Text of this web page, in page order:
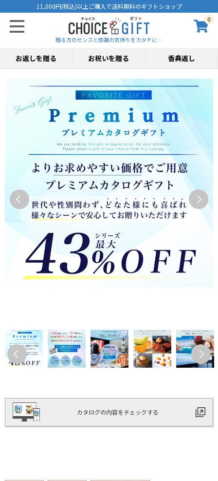
11,000円(税込)以上ご購入で送料無料のギフトショップ
0
贈る方のセンスと感謝の気持ちをカタチに…
お返しを贈る お祝いを贈る 香典返し
カタログの内容をチェックする